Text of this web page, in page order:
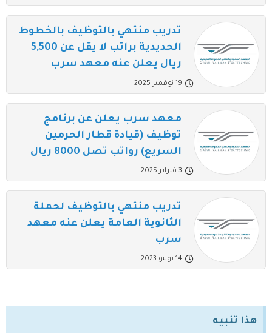
تدريب منتهي بالتوظيف بالخطوط
الحديدية براتب لا يقل عن 5,500
ريال يعلن عنه معهد سرب
19 نوفمبر 2025
معهد سرب يعلن عن برنامج
توظيف (قيادة قطار الحرمين
السريع) رواتب تصل 8000 ريال
3 فبراير 2025
تدريب منتهي بالتوظيف لحملة
الثانوية العامة يعلن عنه معهد
سرب
14 يونيو 2023
هذا تنبيه